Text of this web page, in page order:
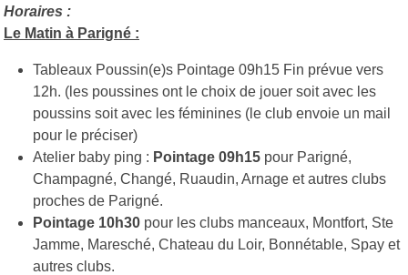
Horaires :
Le Matin à Parigné :
Tableaux Poussin(e)s Pointage 09h15 Fin prévue vers
12h. (les poussines ont le choix de jouer soit avec les
poussins soit avec les féminines (le club envoie un mail
pour le préciser)
Atelier baby ping : Pointage 09h15 pour Parigné,
Champagné, Changé, Ruaudin, Arnage et autres clubs
proches de Parigné.
Pointage 10h30 pour les clubs manceaux, Montfort, Ste
Jamme, Maresché, Chateau du Loir, Bonnétable, Spay et
autres clubs.